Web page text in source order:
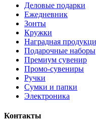
Деловые подарки
Ежедневник
Зонты
Кружки
Наградная
Подарочные наборы
Премиум сувенир
Промо-сувениры
Ручки
Сумки и папки
Электроника
Контакты